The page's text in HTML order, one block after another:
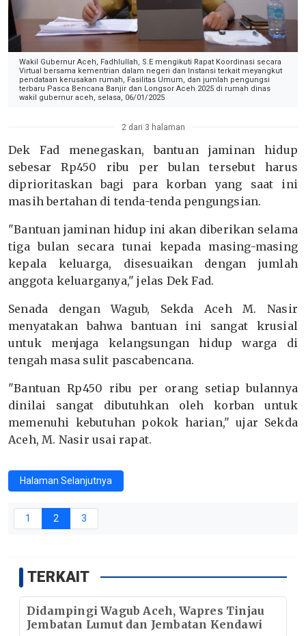
Wakil Gubernur Aceh, Fadhlullah, S.E mengikuti Rapat Koordinasi secara
Virtual bersama kementrian dalam negeri dan Instansi terkait meyangkut
pendataan kerusakan rumah, Fasilitas Umum, dan jumlah pengungsi
terbaru Pasca Bencana Banjir dan Longsor Aceh 2025 di rumah dinas
wakil gubernur aceh, selasa, 06/01/2025
2 dari 3 halaman
Dek Fad menegaskan, bantuan jaminan hidup
sebesar Rp450 ribu per bulan tersebut harus
diprioritaskan bagi para korban yang saat ini
masih bertahan di tenda-tenda pengungsian.
"Bantuan jaminan hidup ini akan diberikan selama
tiga bulan secara tunai kepada masing-masing
kepala keluarga, disesuaikan dengan jumlah
anggota keluarganya," jelas Dek Fad.
Senada dengan Wagub, Sekda Aceh M. Nasir
menyatakan bahwa bantuan ini sangat krusial
untuk menjaga kelangsungan hidup warga di
tengah masa sulit pascabencana.
"Bantuan Rp450 ribu per orang setiap bulannya
dinilai sangat dibutuhkan oleh korban untuk
memenuhi kebutuhan pokok harian," ujar Sekda
Aceh, M. Nasir usai rapat.
Halaman Selanjutnya
1 2 3
TERKAIT
Didampingi Wagub Aceh, Wapres Tinjau
Jembatan Lumut dan Jembatan Kendawi